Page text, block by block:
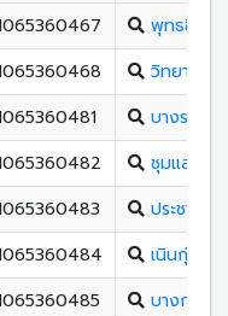
พุทธชินรา
วิทยาศา
บางระกำ
ชุมแสงส
ประชาสงเ
เนินกุ่มวิท
บางกระทุ่